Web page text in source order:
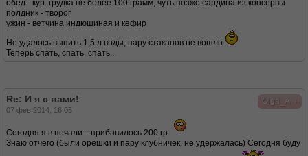
обед - кур. грудка не более 100 грамм, чуть позже сардина из консервы
полдник - творог
ужин - ветчина индюшиная и кефир
Не удалось выпить 1,5 л воды, пару стаканов не вошло
Теперь спать, спать, спать...
Olga_A
Re: И я с вами!
07 фев 2014, 16:05
Сегодня я в печали... прибавилось 200 гр
Знаю отчего (были орешки и пару клубничек, не удержалась) Сегодня буду